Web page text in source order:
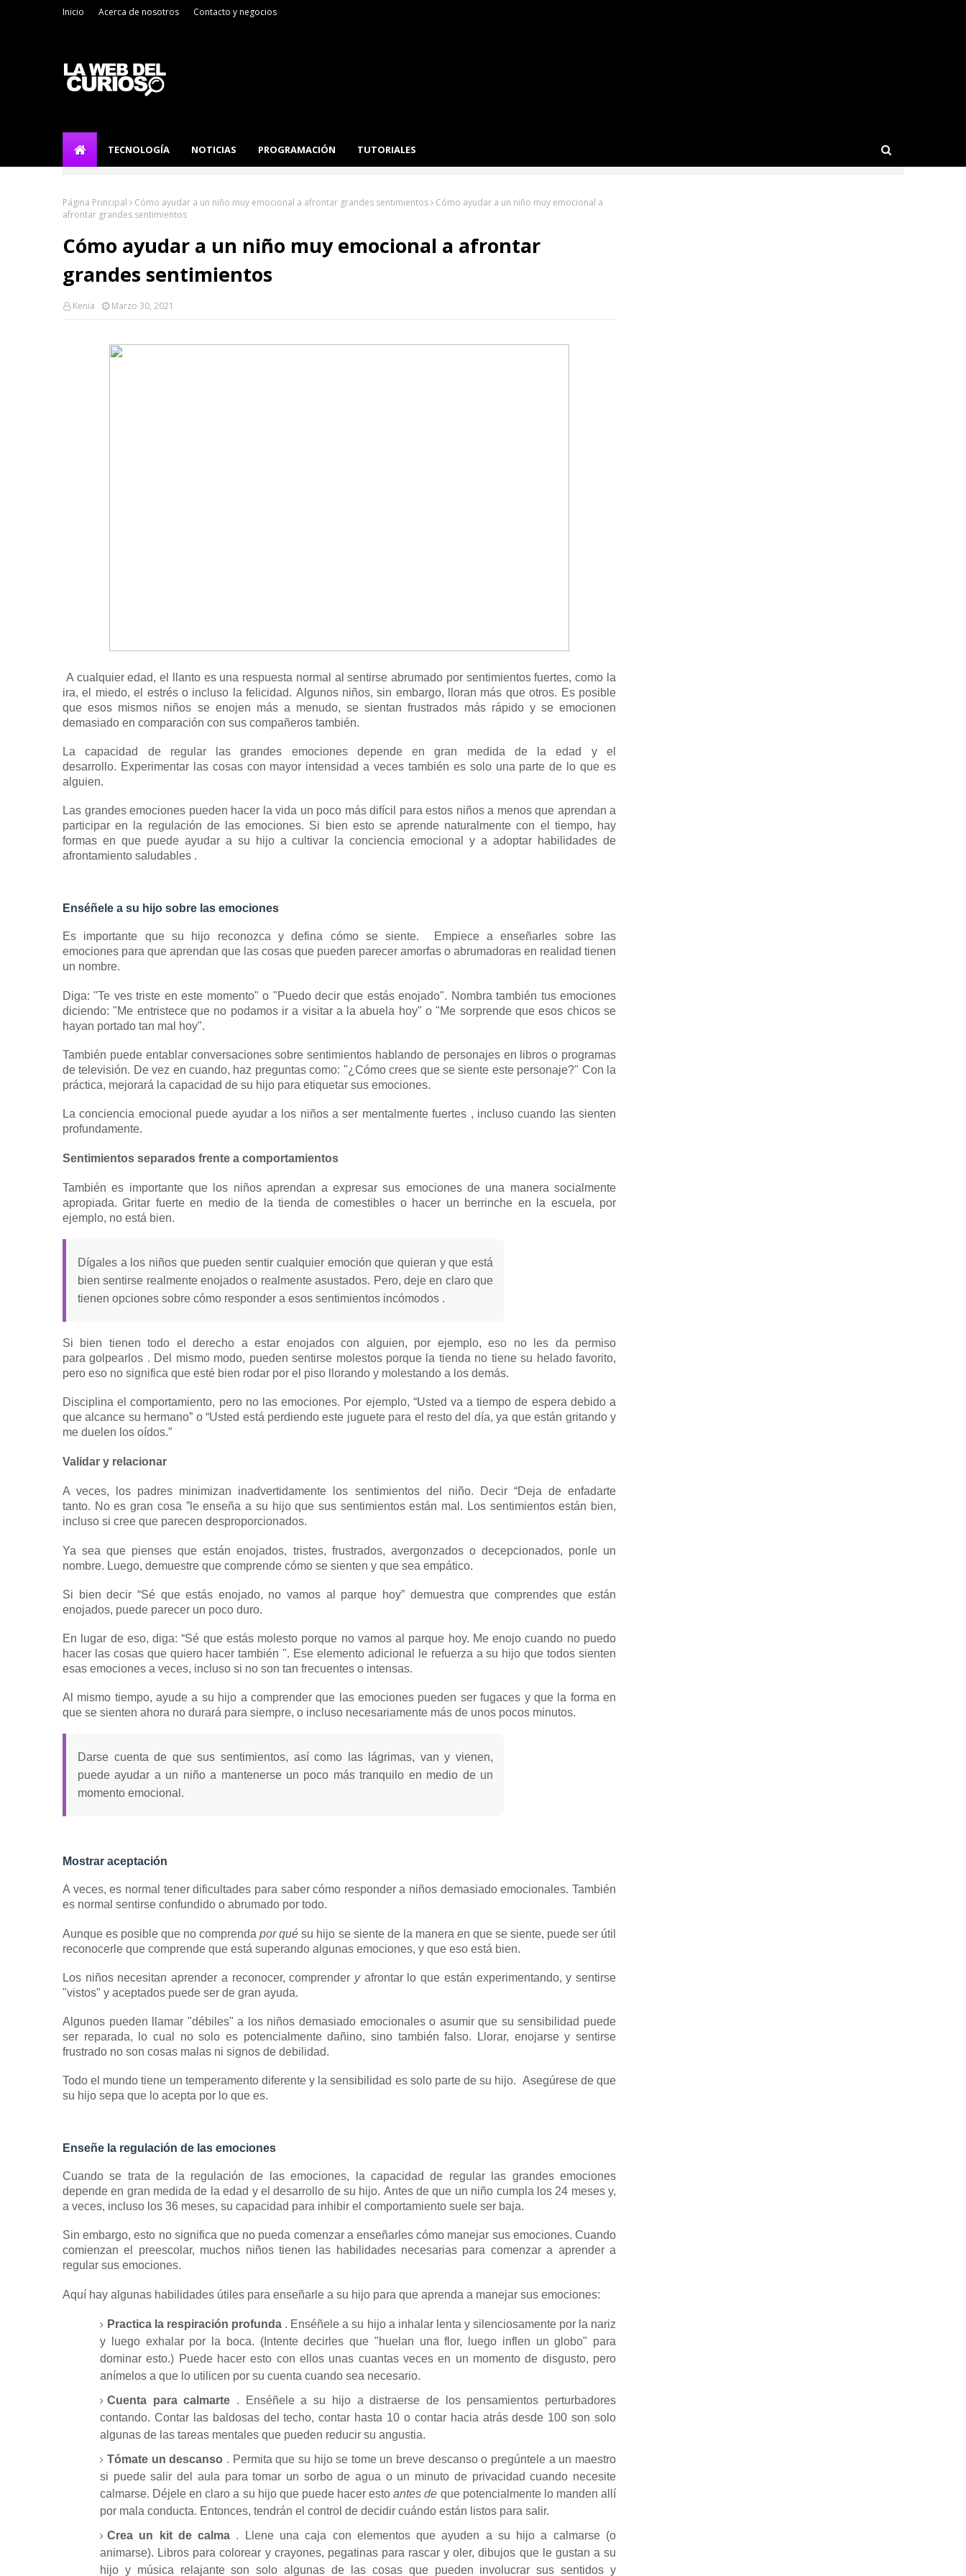
Inicio Acerca de nosotros Contacto y negocios
TECNOLOGÍA NOTICIAS PROGRAMACIÓN TUTORIALES
Página Principal Cómo ayudar a un niño muy emocional a afrontar grandes sentimientos
Cómo ayudar a un niño muy emocional a
afrontar grandes sentimientos
Cómo ayudar a un niño muy emocional a afrontar
grandes sentimientos
Kenia Marzo 30, 2021
A cualquier edad, el llanto es una respuesta normal al sentirse abrumado por sentimientos fuertes, como la
ira, el miedo, el estrés o incluso la felicidad. Algunos niños, sin embargo, lloran más que otros. Es posible
que esos mismos niños se enojen más a menudo, se sientan frustrados más rápido y se emocionen
demasiado en comparación con sus compañeros también.
La capacidad de regular las grandes emociones depende en gran medida de la edad y el
desarrollo. Experimentar las cosas con mayor intensidad a veces también es solo una parte de lo que es
alguien.
Las grandes emociones pueden hacer la vida un poco más difícil para estos niños a menos que aprendan a
participar en la regulación de las emociones. Si bien esto se aprende naturalmente con el tiempo, hay
formas en que puede ayudar a su hijo a cultivar la conciencia emocional y a adoptar habilidades de
afrontamiento saludables .
Enséñele a su hijo sobre las emociones
Es importante que su hijo reconozca y defina cómo se siente. Empiece aenseñarles sobre las
emociones para que aprendan que las cosas que pueden parecer amorfas o abrumadoras en realidad tienen
un nombre.
Diga: "Te ves triste en este momento" o "Puedo decir que estás enojado". Nombra también tus emociones
diciendo: "Me entristece que no podamos ir a visitar a la abuela hoy" o "Me sorprende que esos chicos se
hayan portado tan mal hoy".
También puede entablar conversaciones sobre sentimientos hablando de personajes en libros o programas
de televisión. De vez en cuando, haz preguntas como: "¿Cómo crees que se siente este personaje?" Con la
práctica, mejorará la capacidad de su hijo para etiquetar sus emociones.
La conciencia emocional puede ayudar a los niños a ser mentalmente fuertes , incluso cuando las sienten
profundamente.
Sentimientos separados frente a comportamientos
También es importante que los niños aprendan a expresar sus emociones de una manera socialmente
apropiada.Gritar fuerte en medio de la tienda de comestibles o hacer un berrinche en la escuela, por
ejemplo, no está bien.
Dígales a los niños que pueden sentir cualquier emoción que quieran y que está
bien sentirse realmente enojados o realmente asustados. Pero, deje en claro que
tienen opciones sobre cómo responder a esos sentimientos incómodos .
Si bien tienen todo el derecho a estar enojados con alguien, por ejemplo, eso no les da permiso
paragolpearlos . Del mismo modo, pueden sentirse molestos porque la tienda no tiene su helado favorito,
pero eso no significa que esté bien rodar por el piso llorando y molestando a los demás.
Disciplina el comportamiento, pero no las emociones. Por ejemplo, “Usted va atiempo de esperadebido a
que alcance su hermano” o “Usted está perdiendo este juguete para el resto del día, ya que están gritando y
me duelen los oídos.”
Validar y relacionar
A veces, los padres minimizan inadvertidamente los sentimientos del niño.
Decir “Deja de enfadarte
tanto. No es gran cosa ”le enseña a su hijo que sus sentimientos están mal. Los sentimientos están bien,
incluso si cree que parecen desproporcionados.
Ya sea que pienses que están enojados, tristes, frustrados, avergonzados o decepcionados, ponle un
nombre. Luego, demuestre que comprende cómo se sienten y que sea empático.
Si bien decir “Sé que estás enojado, no vamos al parque hoy” demuestra que comprendes que están
enojados, puede parecer un poco duro.
En lugar de eso, diga: “Sé que estás molesto porque no vamos al parque hoy. Me enojo cuando no puedo
hacer las cosas que quiero hacer también ". Ese elemento adicional le refuerza a su hijo que todos sienten
esas emociones a veces, incluso si no son tan frecuentes o intensas.
Al mismo tiempo, ayude a su hijo a comprender que las emociones pueden ser fugaces y que la forma en
que se sienten ahora no durará para siempre, o incluso necesariamente más de unos pocos minutos.
Darse cuenta de que sus sentimientos, así como las lágrimas, van y vienen,
puede ayudar a un niño a mantenerse un poco más tranquilo en medio de un
momento emocional.
Mostrar aceptación
A veces, es normal tener dificultades para saber cómo responder a niños demasiado emocionales. También
es normal sentirse confundido o abrumado por todo.
Aunque es posible que no comprendapor qué su hijo se siente de la manera en que se siente, puede ser útil
reconocerle que comprende que está superando algunas emociones, y que eso está bien.
Los niños necesitan aprender a reconocer, comprender yafrontar lo que están experimentando, y sentirse
"vistos" y aceptados puede ser de gran ayuda.
Algunos pueden llamar "débiles" a los niños demasiado emocionales o asumir que su sensibilidad puede
ser reparada, lo cual no solo es potencialmente dañino, sino también falso.
Llorar, enojarse y sentirse
frustrado no son cosas malas ni signos de debilidad.
Todo el mundo tiene un temperamento diferente y la sensibilidad es solo parte de su hijo. Asegúrese de que
su hijo sepa que lo acepta por lo que es.
Enseñe la regulación de las emociones
Cuando se trata de la regulación de las emociones, la capacidad de regular las grandes emociones
depende en gran medida de la edad y el desarrollo de su hijo. Antes de que un niño cumpla los 24 meses y,
a veces, incluso los 36 meses, su capacidad para inhibir el comportamiento suele ser baja.
Sin embargo, esto no significa que no pueda comenzar a enseñarles cómo manejar sus emociones. Cuando
comienzan el preescolar, muchos niños tienen las habilidades necesarias para comenzar a aprender a
regular sus emociones.
Aquí hay algunas habilidades útiles para enseñarle a su hijo para que aprenda a manejar sus emociones:
Practica la respiración profunda . Enséñele a su hijo a inhalar lenta y silenciosamente por la nariz
y luego exhalar por la boca. (Intente decirles que "huelan una flor, luego inflen un globo" para
dominar esto.) Puede hacer esto con ellos unas cuantas veces en un momento de disgusto, pero
anímelos a que lo utilicen por su cuenta cuando sea necesario.
Cuenta para calmarte .
Enséñele a su hijo a distraerse de los pensamientos perturbadores
contando. Contar las baldosas del techo, contar hasta 10 o contar hacia atrás desde 100 son solo
algunas de las tareas mentales que pueden reducir su angustia.
Tómate un descanso . Permita que su hijo se tome un breve descanso o pregúntele a un maestro
si puede salir del aula para tomar un sorbo de agua o un minuto de privacidad cuando necesite
calmarse. Déjele en claro a su hijo que puede hacer estoantes de que potencialmente lo manden allí
por mala conducta. Entonces, tendrán el control de decidir cuándo están listos para salir.
Crea un kit de calma .
Llene una caja con elementos que ayuden a su hijo a calmarse (o
animarse). Libros para colorear y crayones, pegatinas para rascar y oler, dibujos que le gustan a su
hijo y música relajante son solo algunas de las cosas que pueden involucrar sus sentidos y